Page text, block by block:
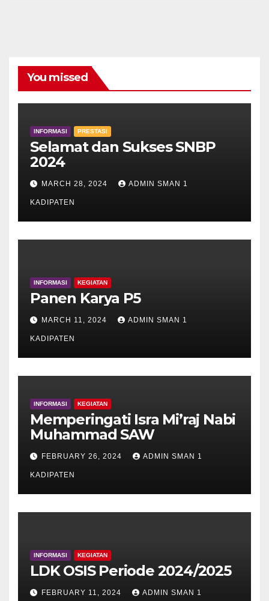
You missed
INFORMASI PRESTASI
Selamat dan Sukses SNBP
2024
MARCH 28, 2024 ADMIN SMAN 1
KADIPATEN
INFORMASI KEGIATAN
Panen Karya P5
MARCH 11, 2024 ADMIN SMAN 1
KADIPATEN
INFORMASI KEGIATAN
Memperingati Isra Mi’raj Nabi
Muhammad SAW
FEBRUARY 26, 2024 ADMIN SMAN 1
KADIPATEN
INFORMASI KEGIATAN
LDK OSIS Periode 2024/2025
FEBRUARY 11, 2024 ADMIN SMAN 1